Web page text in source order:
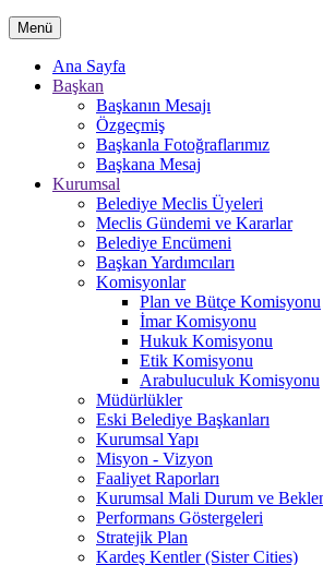
Menü
Ana Sayfa
Başkan
Başkanın Mesajı
Özgeçmiş
Başkanla Fotoğraflarımız
Başkana Mesaj
Kurumsal
Belediye Meclis Üyeleri
Meclis Gündemi ve Kararlar
Belediye Encümeni
Başkan Yardımcıları
Komisyonlar
Plan ve Bütçe Komisyonu
İmar Komisyonu
Hukuk Komisyonu
Etik Komisyonu
Arabuluculuk Komisyonu
Müdürlükler
Eski Belediye Başkanları
Kurumsal Yapı
Misyon - Vizyon
Faaliyet Raporları
Kurumsal Mali Durum ve
Performans Göstergeleri
Stratejik Plan
Kardeş Kentler (Sister Cities)